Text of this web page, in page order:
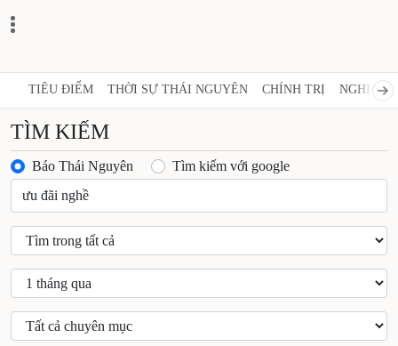
TIÊU ĐIỂM THỜI SỰ THÁI NGUYÊN CHÍNH TRỊ NGHỊ
TÌM KIẾM
Báo Thái Nguyên Tìm kiếm với google